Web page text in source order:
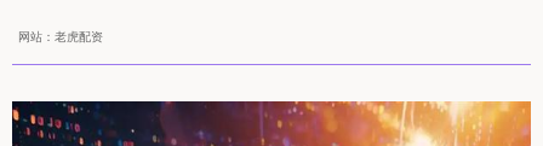
网站：老虎配资